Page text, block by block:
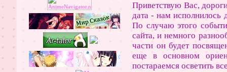
Приветствую Вас,
дата - нам
По случаю этого
сайта, и немного
части он будет
еще в основном
постараемся осветить